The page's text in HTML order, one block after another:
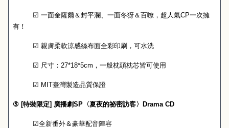
☑ 一面奎薩爾＆封平瀾、一面冬犽＆百嘹，超人氣CP一次擁
有！
☑ 親膚柔軟涼感絲布面全彩印刷，可水洗
☑ 尺寸： 27*18*5cm ，一般枕頭枕芯皆可使用
☑ MIT臺灣製造品質保證
⑤ [特裝限定] 廣播劇SP 〈夏夜的祕密訪客〉 Drama CD
☑全新番外＆豪華配音陣容